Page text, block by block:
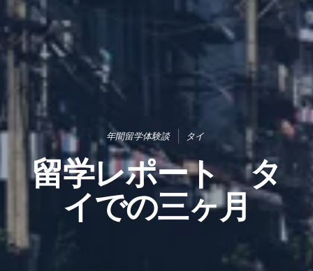
年間留学体験談 タイ
留学レポート タ
イでの三ヶ月